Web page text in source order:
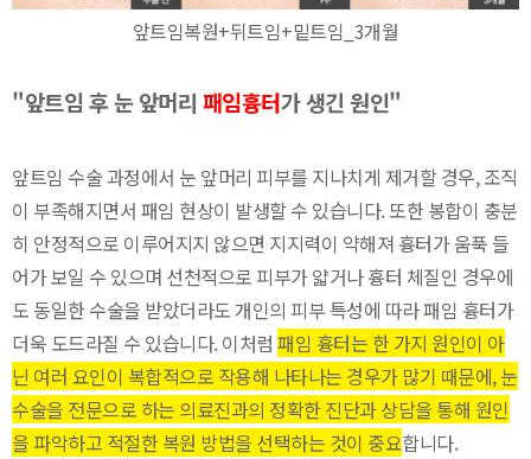
앞트임복원+뒤트임+밑트임_3개월
"앞트임 후 눈 앞머리 패임흉터가 생긴 원인"
앞트임 수술 과정에서 눈 앞머리 피부를 지나치게 제거할 경우, 조직
이 부족해지면서 패임 현상이 발생할 수 있습니다. 또한 봉합이 충분
히 안정적으로 이루어지지 않으면 지지력이 약해져 흉터가 움푹 들
어가 보일 수 있으며 선천적으로 피부가 얇거나 흉터 체질인 경우에
도 동일한 수술을 받았더라도 개인의 피부 특성에 따라 패임 흉터가
더욱 도드라질 수 있습니다. 이처럼 패임 흉터는 한 가지 원인이 아
닌 여러 요인이 복합적으로 작용해 나타나는 경우가 많기 때문에, 눈
수술을 전문으로 하는 의료진과의 정확한 진단과 상담을 통해 원인
을 파악하고 적절한 복원 방법을 선택하는 것이 중요합니다.